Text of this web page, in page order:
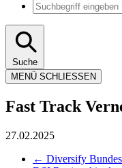
Suche
MENÜ SCHLIESSEN
Fast Track
27.02.2025
← Diversify